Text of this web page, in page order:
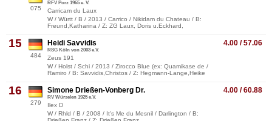
075
RFV Porz 1965 e. V.
Carricam du Laux
W / Württ / B / 2013 / Carrico / Nikidam du Chateau / B:
Freund,Katharina / Z: ZG Laux, Doris u.Eckhard,
15
484
4.00 / 57.06
Heidi Savvidis
RSG Köln von 2003 e.V.
Zeus 191
W / Holst / Schi / 2013 / Zirocco Blue (ex: Quamikase de /
Ramiro / B: Savvidis,Christos / Z: Hegmann-Lange,Heike
16
279
4.00 / 60.88
Simone Drießen-Vonberg Dr.
RV Würselen 1925 e.V.
Ilex D
W / Rhld / B / 2008 / It's Me du Mesnil / Darlington / B: